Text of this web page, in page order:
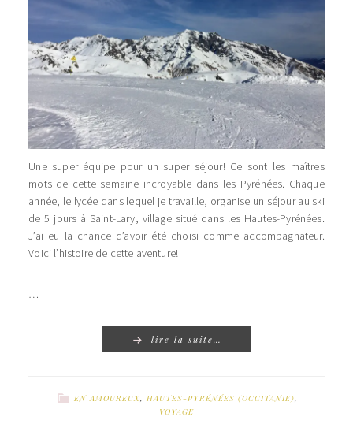
Une super équipe pour un super séjour! Ce sont les maîtres
mots de cette semaine incroyable dans les Pyrénées. Chaque
année, le lycée dans lequel je travaille, organise un séjour au ski
de 5 jours à Saint-Lary, village situé dans les Hautes-Pyrénées.
J’ai eu la chance d’avoir été choisi comme accompagnateur.
Voici l’histoire de cette aventure!
…
lire la suite…
EN AMOUREUX, HAUTES-PYRÉNÉES (OCCITANIE),
VOYAGE